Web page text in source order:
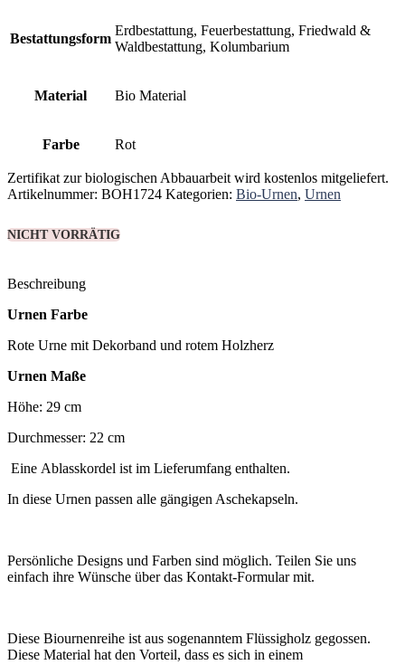
Bestattungsform
Erdbestattung, Feuerbestattung, Friedwald &
Waldbestattung, Kolumbarium
Material Bio Material
Farbe Rot
Zertifikat zur biologischen Abbauarbeit wird kostenlos mitgeliefert.
Artikelnummer: BOH1724 Kategorien: Bio-Urnen, Urnen
NICHT VORRÄTIG
Beschreibung
Urnen Farbe
Rote Urne mit Dekorband und rotem Holzherz
Urnen Maße
Höhe: 29 cm
Durchmesser: 22 cm
Eine Ablasskordel ist im Lieferumfang enthalten.
In diese Urnen passen alle gängigen Aschekapseln.
Persönliche Designs und Farben sind möglich. Teilen Sie uns
einfach ihre Wünsche über das Kontakt-Formular mit.
Diese Biournenreihe ist aus sogenanntem Flüssigholz gegossen.
Diese Material hat den Vorteil, dass es sich in einem